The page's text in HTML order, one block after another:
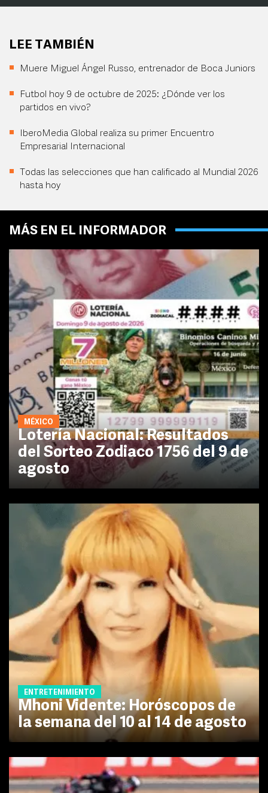
LEE TAMBIÉN
Muere Miguel Ángel Russo, entrenador de Boca Juniors
Futbol hoy 9 de octubre de 2025: ¿Dónde ver los
partidos en vivo?
IberoMedia Global realiza su primer Encuentro
Empresarial Internacional
Todas las selecciones que han calificado al Mundial 2026
hasta hoy
MÁS EN EL INFORMADOR
MÉXICO
Lotería Nacional: Resultados
del Sorteo Zodiaco 1756 del 9 de
agosto
ENTRETENIMIENTO
Mhoni Vidente: Horóscopos de
la semana del 10 al 14 de agosto